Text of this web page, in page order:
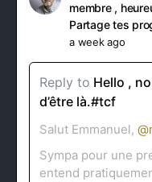
membre ,
Partage tes
a week ago
Reply to Hello ,
d’être là.#tcf
Salut Emmanuel,
Sympa pour une
entend